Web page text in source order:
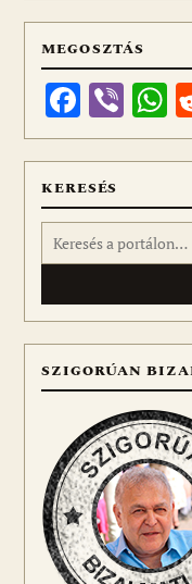
MEGOSZTÁS
KERESÉS
Keresés:
SZIGORÚAN